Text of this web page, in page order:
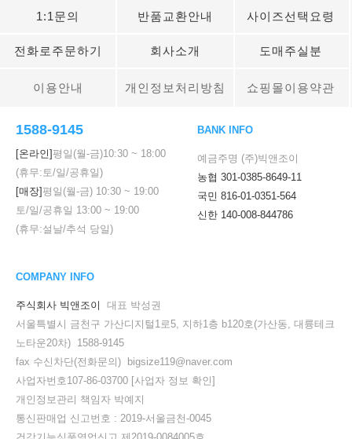
1:1문의 반품교환안내 사이즈선택요령
전화로주문하기 회사소개 도매주실분
이용안내 개인정보처리방침 쇼핑몰이용약관
1588-9145
[온라인]평일(월-금)10:30 ~ 18:00
(휴무:토/일/공휴일)
[매장]평일(월-금) 10:30 ~ 19:00
토/일/공휴일 13:00 ~ 19:00
(휴무:설날/추석 당일)
BANK INFO
예금주명 (주)빅앤조이
농협 301-0385-8649-11
국민 816-01-0351-564
신한 140-008-844786
COMPANY INFO
주식회사 빅앤조이
대표 박성권
서울특별시 금천구 가산디지털1로5, 지하1층 b120호(가산동, 대륭테크
노타운20차) 1588-9145
fax 수신차단(전화문의) bigsize119@naver.com
사업자번호107-86-03700 [사업자 정보 확인]
개인정보관리 책임자 박예지
통신판매업 신고번호 : 2019-서울금천-0045